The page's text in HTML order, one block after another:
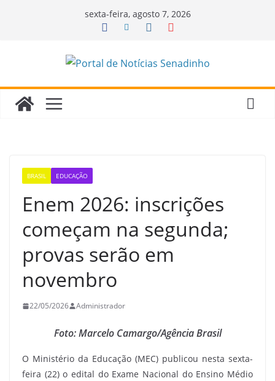
sexta-feira, agosto 7, 2026
BRASIL EDUCAÇÃO
Enem 2026: inscrições
começam na segunda;
provas serão em
novembro
22/05/2026 Administrador
Foto: Marcelo Camargo/Agência Brasil
O Ministério da Educação (MEC) publicou nesta sexta-
feira (22) o edital do Exame Nacional do Ensino Médio